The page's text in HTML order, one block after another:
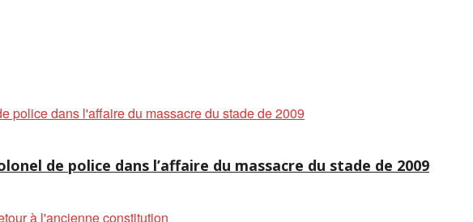
de police dans l’affaire du massacre du stade de 2009